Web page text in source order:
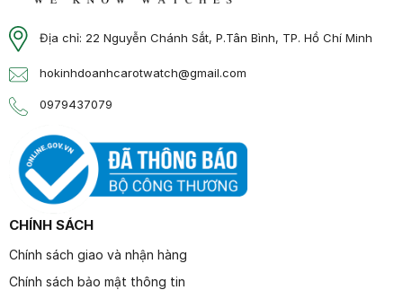
Địa chỉ: 22 Nguyễn Chánh Sắt, P.Tân Bình, TP. Hồ Chí Minh
hokinhdoanhcarotwatch@gmail.com
0979437079
CHÍNH SÁCH
Chính sách giao và nhận hàng
Chính sách bảo mật thông tin